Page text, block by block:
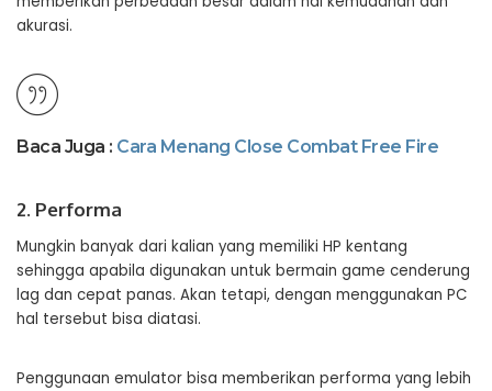
akurasi.
Baca Juga : Cara Menang Close Combat Free Fire
2. Performa
Mungkin banyak dari kalian yang memiliki HP kentang
sehingga apabila digunakan untuk bermain game cenderung
lag dan cepat panas. Akan tetapi, dengan menggunakan PC
hal tersebut bisa diatasi.
Penggunaan emulator bisa memberikan performa yang lebih